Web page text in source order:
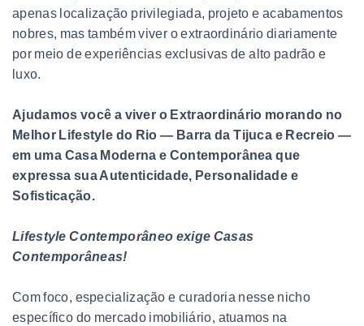
apenas localização privilegiada, projeto e acabamentos
nobres, mas também viver o extraordinário diariamente
por meio de experiências exclusivas de alto padrão e
luxo.
Ajudamos você a viver o Extraordinário morando no
Melhor Lifestyle do Rio — Barra da Tijuca e Recreio —
em uma Casa Moderna e Contemporânea que
expressa sua Autenticidade, Personalidade e
Sofisticação.
Lifestyle Contemporâneo exige Casas
Contemporâneas!
Com foco, especialização e curadoria nesse nicho
específico do mercado imobiliário, atuamos na